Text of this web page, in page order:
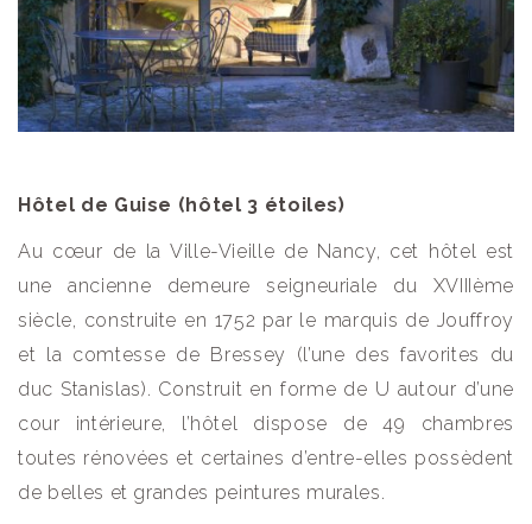
Hôtel de Guise (hôtel 3 étoiles)
Au cœur de la Ville-Vieille de Nancy, cet hôtel est
une ancienne demeure seigneuriale du XVIIIème
siècle, construite en 1752 par le marquis de Jouffroy
et la comtesse de Bressey (l’une des favorites du
duc Stanislas). Construit en forme de U autour d’une
cour intérieure, l’hôtel dispose de 49 chambres
toutes rénovées et certaines d’entre-elles possèdent
de belles et grandes peintures murales.